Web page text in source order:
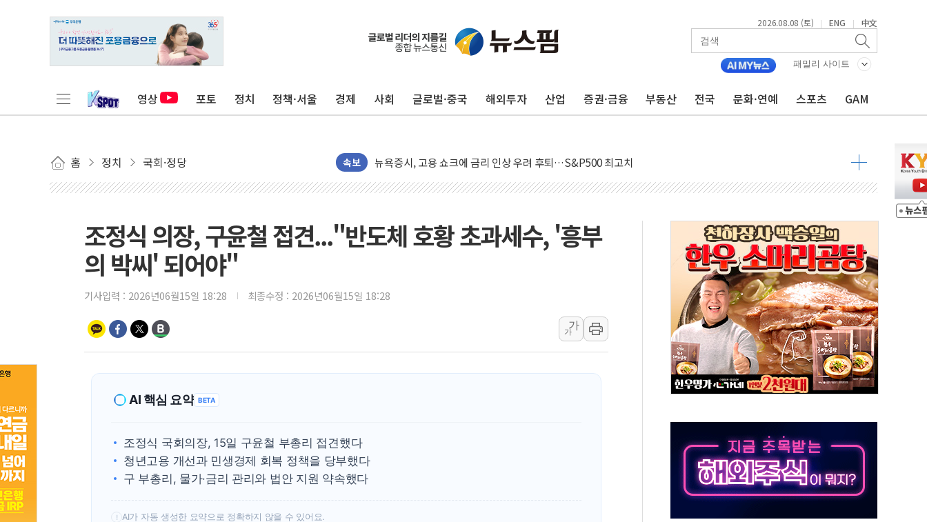
2026.08.08 (토) | ENG | 中文
패밀리 사이트
영상 포토 정치 정책·서울 경제 사회 글로벌·중국 해외투자 산업 증권·금융 부동산 전국 문화·연예 스포츠 GAM
홈 정치 국회·정당 속보
트럼프, 쿡 연준 이사 해임 재추진…"26일까지 의혹 소명" 요구
유럽증시, 美 고용 예상 밖 부진에 연준 금리 인상 가능성 낮아지며 상승… STOXX 600 지수는 나흘 연속 최고치
[종합] 이슬람 수니파 3국, '공동방위협정' 체결… 이스라엘·이란 위협에 맞설 자체 억지력 강화
트럼프, 백신·자폐증 행정명령 검토…"이르면 다음 주"
이란 핵심 원유 수출항 '하르그섬', 최근 1주일 이상 '올스톱'… 美 해상봉쇄 영향
美 고용 쇼크에 엔화 장중 급등…시장은 "또 개입했나" 촉각
[AI MY 뉴스] 뉴욕 반도체주 프리뷰...美 고용 쇼크에 반도체주 '활짝'
뉴욕증시 프리뷰, 美 고용 쇼크에 금리 인상 우려 후퇴…나스닥 선물 1%대 상승
[종합] 美 7월 고용 2만3000명 감소 '쇼크'…9월 금리 인상 기대 후퇴
뉴욕증시 개장 전 특징주...아틀라시안·클라우드플레어·태양광주↑ VS 트레이드데스크·웬디스↓
조정식 의장, 구윤철 접견..."반도체 호황 초과세수, '흥부
의 박씨' 되어야"
기사입력 : 2026년06월15일 18:28 최종수정 : 2026년06월15일 18:28
가
가
AI 핵심 요약 BETA
조정식 국회의장, 15일 구윤철 부총리 접견했다
청년고용 개선과 민생경제 회복 정책을 당부했다
구 부총리, 물가·금리 관리와 법안 지원 약속했다
! AI가 자동 생성한 요약으로 정확하지 않을 수 있어요.